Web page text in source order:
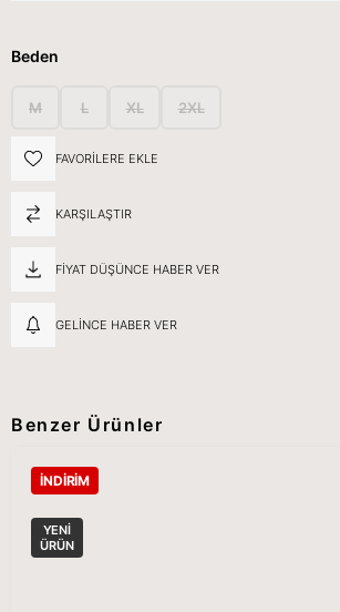
Beden
M L XL 2XL
FAVORILERE EKLE
KARŞILAŞTIR
FIYAT DÜŞÜNCE HABER VER
GELINCE HABER VER
Benzer Ürünler
İNDIRIM
YENI
ÜRÜN